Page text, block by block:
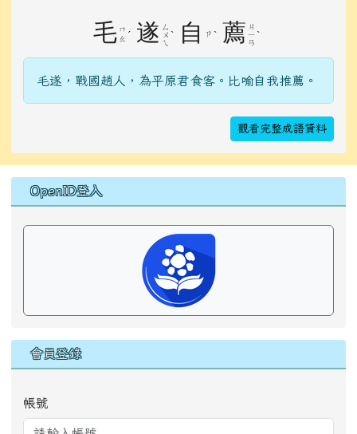
毛 ㄇ
ㄠ ˊ 遂 ㄙ
ㄨ
ㄟ
ˋ 自 ㄗ ˋ 薦 ㄐ
ㄧ
ㄢ
ˋ
毛遂，戰國趙人，為平原君食客。比喻自我推薦。
觀看完整成語資料
右邊區域內容
OpenID登入
會員登錄
帳號